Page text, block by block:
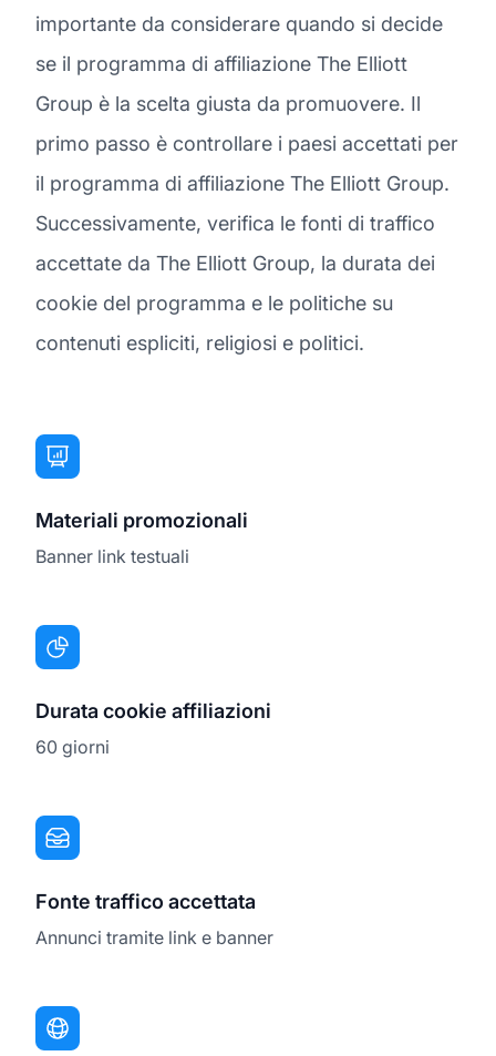
importante da considerare quando si decide
se il programma di affiliazione The Elliott
Group è la scelta giusta da promuovere. Il
primo passo è controllare i paesi accettati per
il programma di affiliazione The Elliott Group.
Successivamente, verifica le fonti di traffico
accettate da The Elliott Group, la durata dei
cookie del programma e le politiche su
contenuti espliciti, religiosi e politici.
Materiali promozionali
Banner link testuali
Durata cookie affiliazioni
60 giorni
Fonte traffico accettata
Annunci tramite link e banner